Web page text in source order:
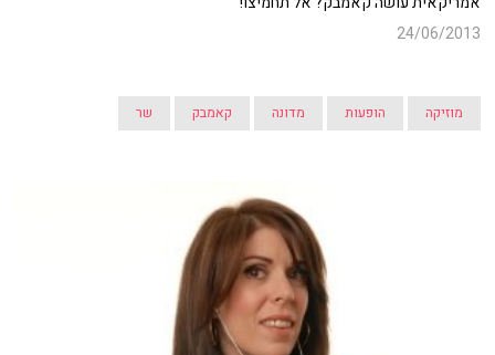
24/06/2013
מוזיקה הופעות מדונה קאמבק שר